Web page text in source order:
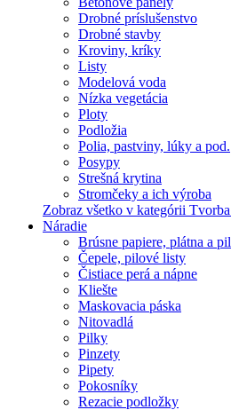
Drobné príslušenstvo
Drobné stavby
Kroviny, kríky
Listy
Modelová voda
Nízka vegetácia
Ploty
Podložia
Polia, pastviny, lúky a pod.
Posypy
Strešná krytina
Stromčeky a ich výroba
Zobraz všetko v kategórii
Náradie
Brúsne papiere, plátna a
Čepele, pilové listy
Čistiace perá a nápne
Kliešte
Maskovacia páska
Nitovadlá
Pilky
Pinzety
Pipety
Pokosníky
Rezacie podložky